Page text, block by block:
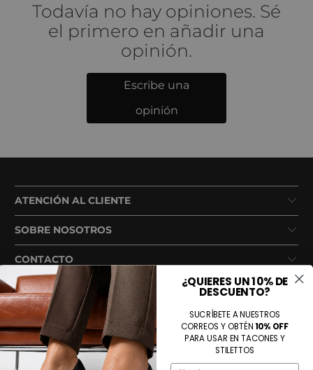
Todavía no hay opiniones. Sé
el primero en añadir una
opinión.
Escribe una
opinión
ATENCIÓN AL CLIENTE
SOBRE NOSOTROS
CONTACTO
¿QUIERES UN 10% DE
DESCUENTO?
SUCRÍBETE A NUESTROS
CORREOS Y OBTÉN10% OFF
PARA USAR EN TACONES Y
STILETTOS